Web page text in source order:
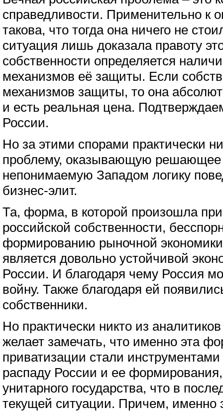
справедливости. Применительно к
такова, что тогда она ничего не
ситуация лишь доказала правоту
собственности определяется
механизмов её защиты. Если
механизмов защиты, то она
и есть реальная цена.
России.
Но за этими спорами практически
проблему, оказывающую решающее
непонимаемую Западом логику
бизнес-элит.
Та, форма, в которой произошла
российской собственности,
формированию рыночной
является довольно устойчивой
России. И благодаря чему Россия
войну. Также благодаря ей
собственники.
Но практически никто из
желает замечать, что именно эта
приватизации стали
распаду России и ее
унитарного государства, что в
текущей ситуации. Причем, именно